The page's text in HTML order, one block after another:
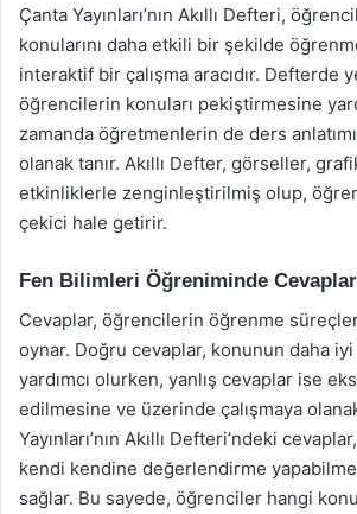
Çanta Yayınları’nın Akıllı Defteri,
konularını daha etkili bir şekilde
interaktif bir çalışma aracıdır. Defterde
öğrencilerin konuları pekiştirmesine
zamanda öğretmenlerin de ders
olanak tanır. Akıllı Defter, görseller,
etkinliklerle zenginleştirilmiş olup,
çekici hale getirir.
Fen Bilimleri Öğreniminde
Cevaplar, öğrencilerin öğrenme
oynar. Doğru cevaplar, konunun daha iyi
yardımcı olurken, yanlış cevaplar ise
edilmesine ve üzerinde çalışmaya
Yayınları’nın Akıllı Defteri’ndeki
kendi kendine değerlendirme
sağlar. Bu sayede, öğrenciler hangi